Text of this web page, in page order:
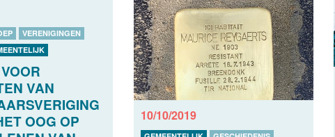
VERENIGINGEN
VAN
OOG OP
10/10/2019